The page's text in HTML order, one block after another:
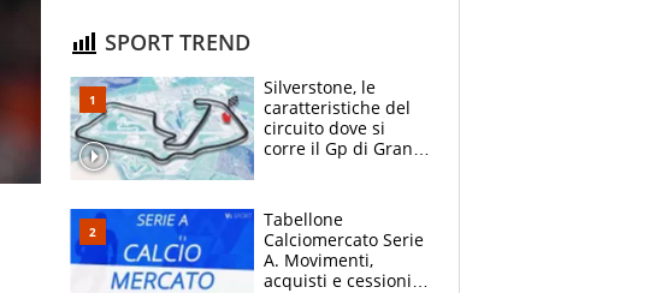
SPORT TREND
Silverstone, le
caratteristiche del
circuito dove si
corre il Gp di Gran
Tabellone
Calciomercato Serie
A. Movimenti,
acquisti e cessioni: